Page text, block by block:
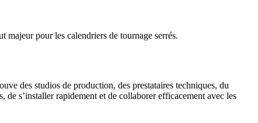
majeur pour les calendriers de tournage serrés.
des studios de production, des prestataires techniques, du
s’installer rapidement et de collaborer efficacement avec les